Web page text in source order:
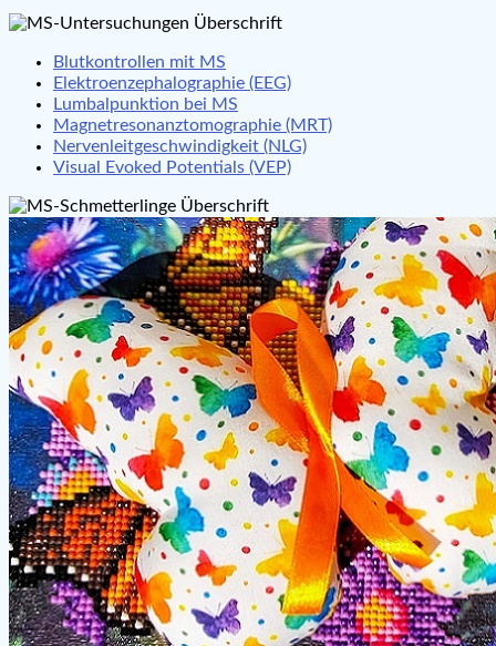
Blutkontrollen mit MS
Elektroenzephalographie (EEG)
Lumbalpunktion bei MS
Magnetresonanztomographie (MRT)
Nervenleitgeschwindigkeit (NLG)
Visual Evoked Potentials (VEP)